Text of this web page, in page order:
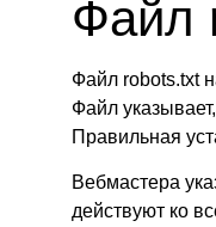
Файл
Файл robots.txt
Файл
Правильная
Вебмастера
действуют ко